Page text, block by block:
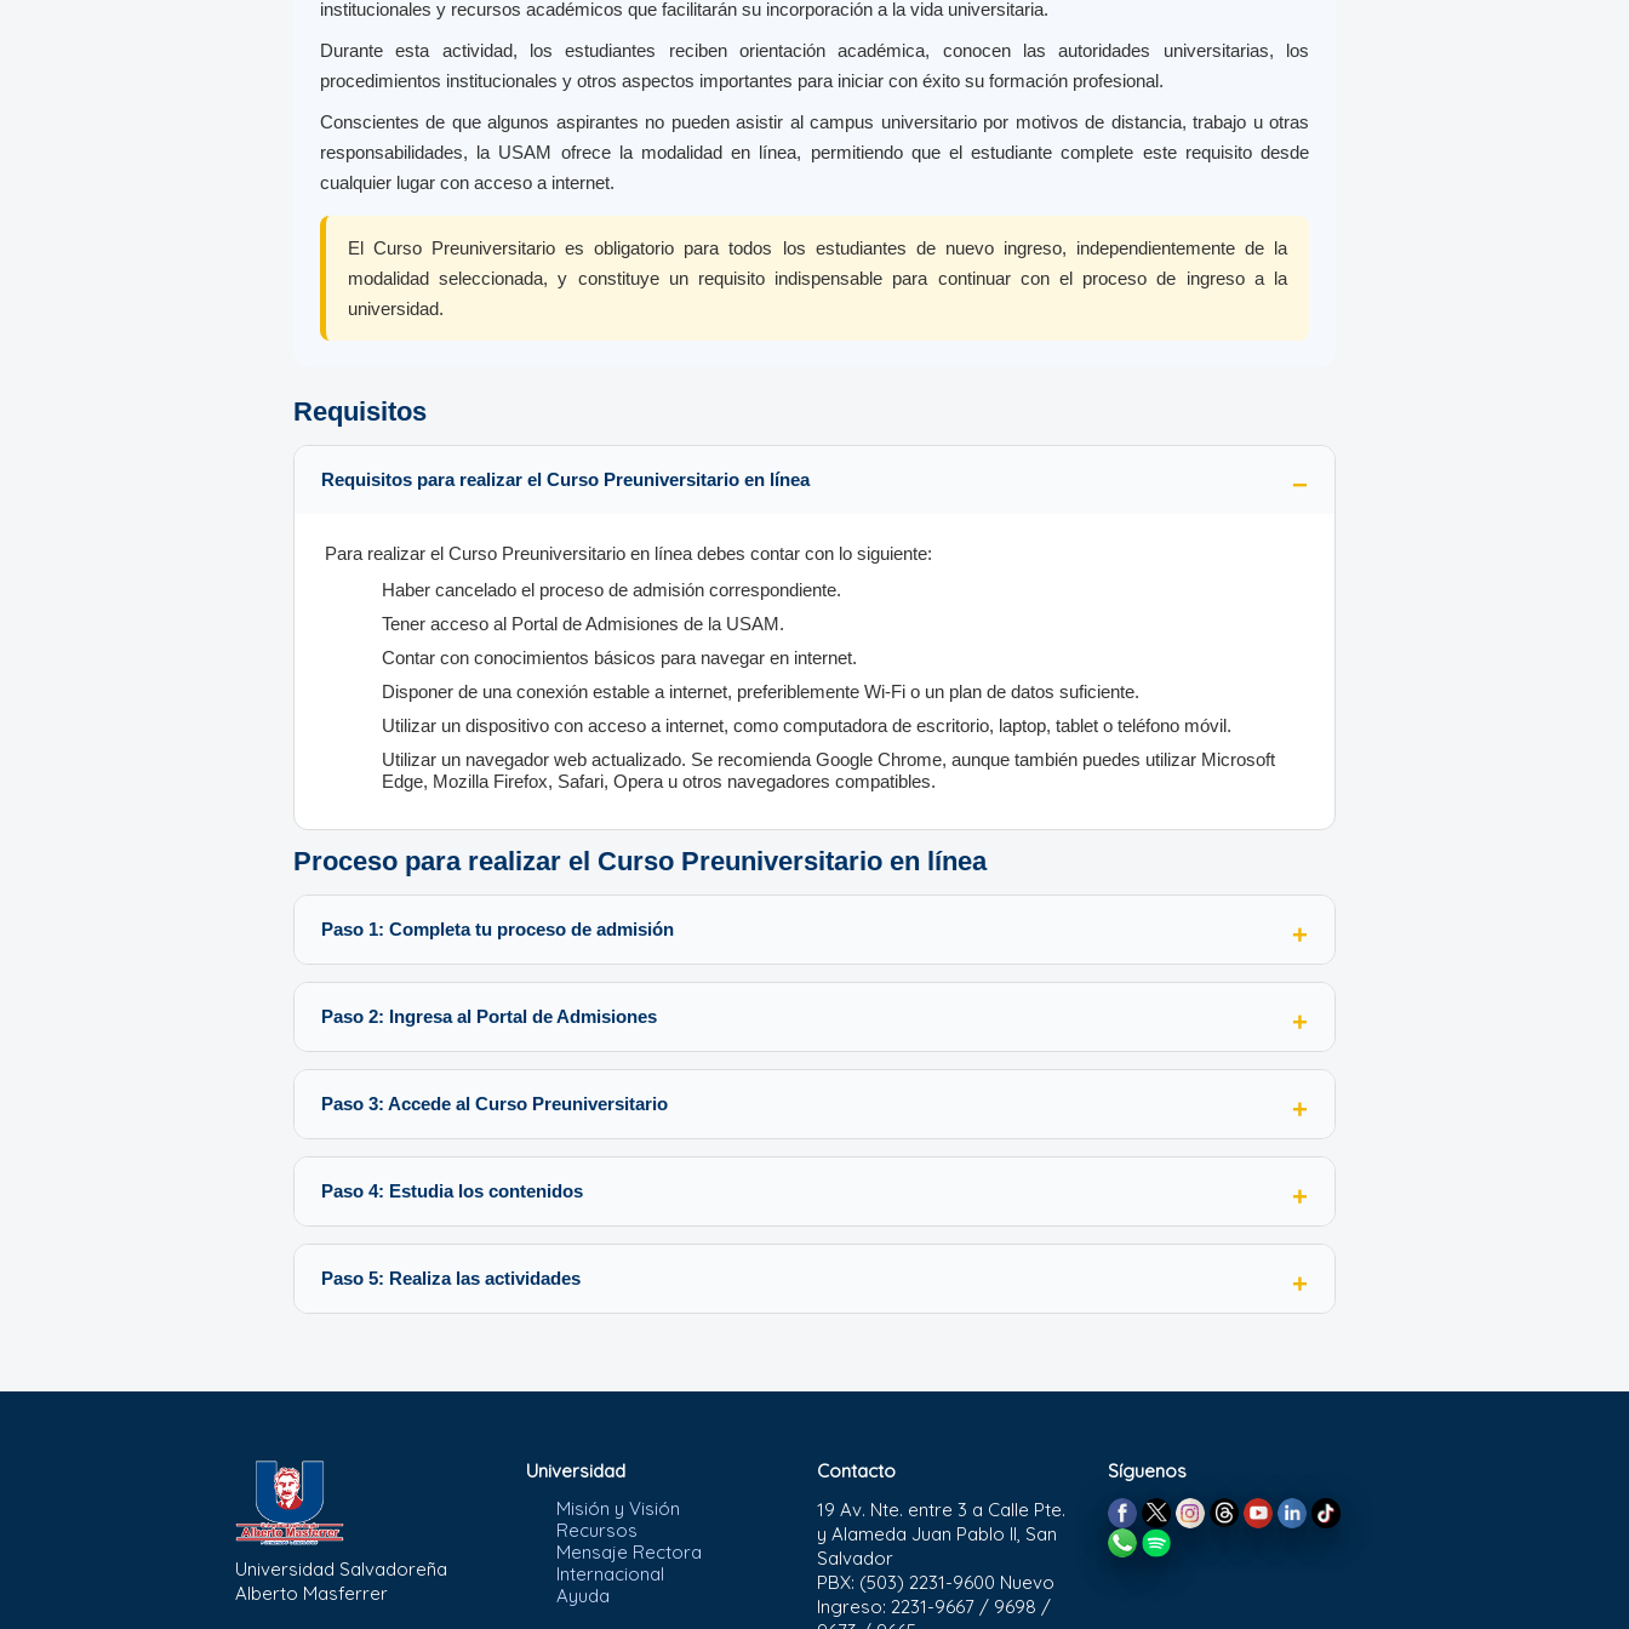
institucionales y recursos académicos que facilitarán su incorporación a la vida universitaria.
Durante esta actividad, los estudiantes reciben orientación académica, conocen las autoridades universitarias, los
procedimientos institucionales y otros aspectos importantes para iniciar con éxito su formación profesional.
Conscientes de que algunos aspirantes no pueden asistir al campus universitario por motivos de distancia, trabajo u otras
responsabilidades, la USAM ofrece la modalidad en línea, permitiendo que el estudiante complete este requisito desde
cualquier lugar con acceso a internet.
El Curso Preuniversitario es obligatorio para todos los estudiantes de nuevo ingreso, independientemente de la
modalidad seleccionada, y constituye un requisito indispensable para continuar con el proceso de ingreso a la
universidad.
Requisitos
Requisitos para realizar el Curso Preuniversitario en línea
Para realizar el Curso Preuniversitario en línea debes contar con lo siguiente:
Haber cancelado el proceso de admisión correspondiente.
Tener acceso al Portal de Admisiones de la USAM.
Contar con conocimientos básicos para navegar en internet.
Disponer de una conexión estable a internet, preferiblemente Wi-Fi o un plan de datos suficiente.
Utilizar un dispositivo con acceso a internet, como computadora de escritorio, laptop, tablet o teléfono móvil.
Utilizar un navegador web actualizado. Se recomienda Google Chrome, aunque también puedes utilizar Microsoft
Edge, Mozilla Firefox, Safari, Opera u otros navegadores compatibles.
Proceso para realizar el Curso Preuniversitario en línea
Paso 1: Completa tu proceso de admisión
Paso 2: Ingresa al Portal de Admisiones
Paso 3: Accede al Curso Preuniversitario
Paso 4: Estudia los contenidos
Paso 5: Realiza las actividades
Universidad Salvadoreña
Alberto Masferrer
Universidad
Misión y Visión
Recursos
Mensaje Rectora
Internacional
Ayuda
Contacto
19 Av. Nte. entre 3 a Calle Pte.
y Alameda Juan Pablo II, San
Salvador
PBX: (503) 2231-9600 Nuevo
Ingreso: 2231-9667 / 9698 /
Síguenos